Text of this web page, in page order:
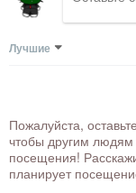
Лучшие
Пожалуйста,
чтобы другим
посещения!
планирует